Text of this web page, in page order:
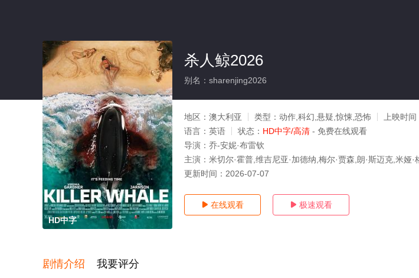
HD中字
杀人鲸2026
别名：sharenjing2026
地区： 澳大利亚 类型： 动作,科幻,悬疑,惊悚,恐怖 上映时间
语言： 英语 状态： HD中字/高清 - 免费在线观看
导演： 乔-安妮·布雷钦
主演： 米切尔·霍普,维吉尼亚·加德纳,梅尔·贾森,朗·斯迈克,米娅·
更新时间： 2026-07-07
 在线观看  极速观看
剧情介绍 我要评分